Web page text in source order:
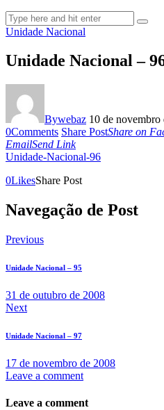
Unidade Nacional
Unidade Nacional –
Bywebaz 10 de novembro
0Comments Share PostShare on
EmailSend Link
Unidade-Nacional-96
0LikesShare Post
Navegação de Post
Previous
Unidade Nacional – 95
31 de outubro de 2008
Next
Unidade Nacional – 97
17 de novembro de 2008
Leave a comment
Leave a comment